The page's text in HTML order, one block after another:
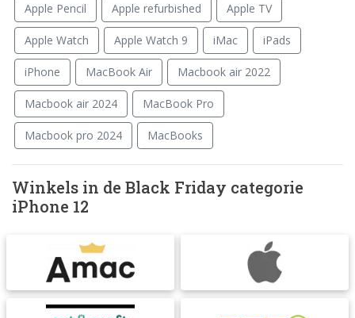
Apple Pencil Apple refurbished Apple TV
Apple Watch Apple Watch 9 iMac iPads
iPhone MacBook Air Macbook air 2022
Macbook air 2024 MacBook Pro
Macbook pro 2024 MacBooks
Winkels in de Black Friday categorie
iPhone 12